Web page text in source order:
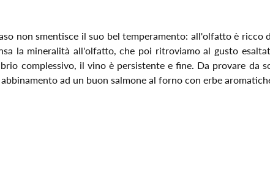
non smentisce il suo bel temperamento: all'olfatto è ricco
la mineralità all'olfatto, che poi ritroviamo al gusto
complessivo, il vino è persistente e fine. Da provare da
ad un buon salmone al forno con erbe